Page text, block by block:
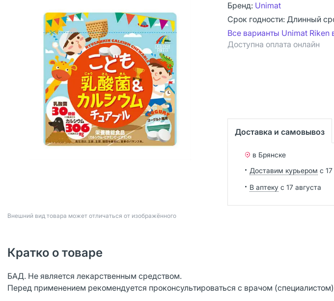
Bнешний вид товара может отличаться от изображённого
Бренд: Unimat
Срок годности: Длинный
Все варианты Unimat Riken
Доступна оплата онлайн
Доставка и самовывоз
в Брянске
Доставим курьером с
В аптеку с 17 августа
Кратко о товаре
БАД. Не является лекарственным средством.
Перед применением рекомендуется проконсультироваться с врачом